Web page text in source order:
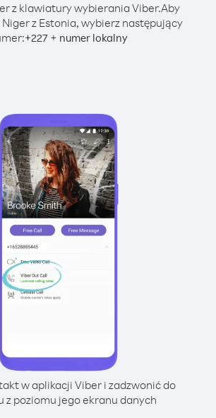
z klawiatury wybierania Viber.Aby
z Estonia, wybierz następujący
+227+ numer lokalny
w aplikacji Viber i zadzwonić do
z poziomu jego ekranu danych